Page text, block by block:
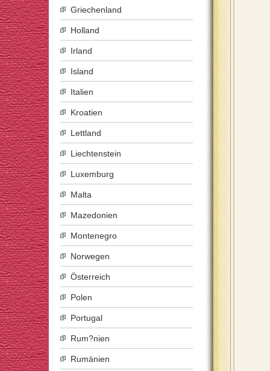
Griechenland
Holland
Irland
Island
Italien
Kroatien
Lettland
Liechtenstein
Luxemburg
Malta
Mazedonien
Montenegro
Norwegen
Österreich
Polen
Portugal
Rum?nien
Rumänien